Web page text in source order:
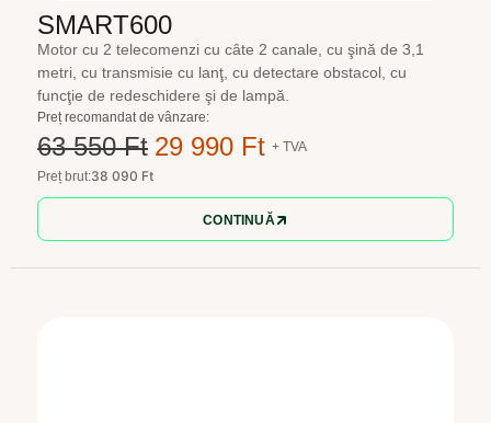
SMART600
Motor cu 2 telecomenzi cu câte 2 canale, cu şină de 3,1
metri, cu transmisie cu lanţ, cu detectare obstacol, cu
funcţie de redeschidere şi de lampă.
Preț recomandat de vânzare:
63 550 Ft 29 990 Ft + TVA
Preț brut:38 090 Ft
CONTINUĂ